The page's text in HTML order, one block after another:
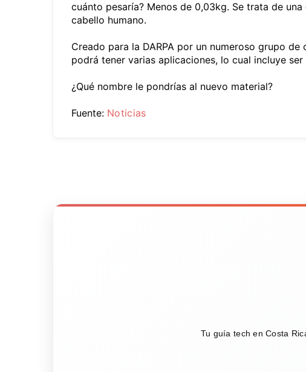
cuánto pesaría? Menos de 0,03kg. Se trata de
cabello humano.
Creado para la DARPA por un numeroso grupo
podrá tener varias aplicaciones, lo cual incluye
¿Qué nombre le pondrías al nuevo material?
Fuente: Noticias
Tu guía tech en Costa